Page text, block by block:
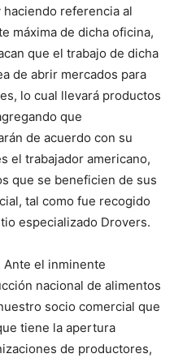
referencia al
máxima de dicha oficina,
que el trabajo de dicha
de abrir mercados para
lo cual llevará productos
que
de acuerdo con su
el trabajador americano,
que se beneficien de sus
tal como fue recogido
especializado Drovers.
Ante el inminente
nacional de alimentos
socio comercial que
tiene la apertura
de productores,